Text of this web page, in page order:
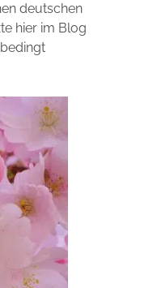
deutschen
hier im Blog